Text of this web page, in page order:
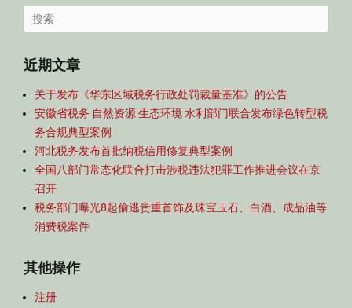
导
航
Search
for:
近期文章
关于发布《华东区域税务行政处罚裁量基准》的公告
安徽省税务 自然资源 生态环境 水利部门联合发布绿色转型税
务合规典型案例
河北税务发布首批纳税信用修复典型案例
全国八部门常态化联合打击涉税违法犯罪工作推进会议在京
召开
税务部门曝光8起偷逃贵重首饰及珠宝玉石、白酒、成品油等
消费税案件
其他操作
注册